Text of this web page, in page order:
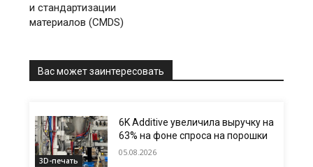
и стандартизации
материалов (CMDS)
Вас может заинтересовать
3D-печать
6K Additive увеличила выручку на
63% на фоне спроса на порошки
05.08.2026